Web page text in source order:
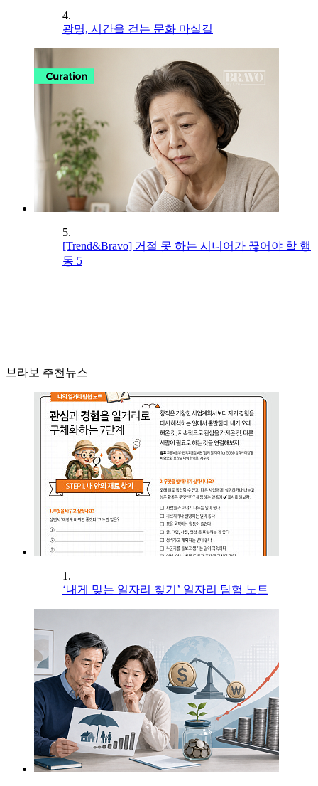
4.
광명, 시간을 걷는 문화 마실길
5.
[Trend&Bravo] 거절 못 하는 시니어가 끊어야 할 행
동 5
브라보 추천뉴스
1.
‘내게 맞는 일자리 찾기’ 일자리 탐험 노트